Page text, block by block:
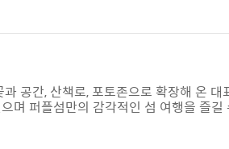
공간, 산책로, 포토존으로 확장해 온 대
며 퍼플섬만의 감각적인 섬 여행을 즐길
다 보면 들녁에는 한창 수확 시기인 양파
파가 있어 알고 보니 서 있는 양파는 수